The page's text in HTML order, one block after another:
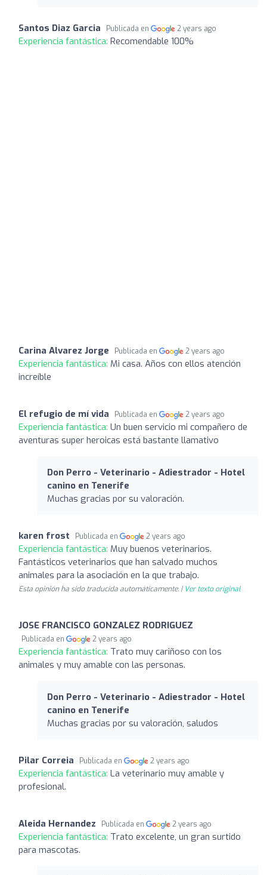
Santos Diaz Garcia Publicada en 2 years ago
Experiencia fantástica: Recomendable 100%
Carina Alvarez Jorge Publicada en 2 years ago
Experiencia fantástica: Mi casa. Años con ellos atención
increíble
El refugio de mí vida Publicada en 2 years ago
Experiencia fantástica: Un buen servicio mi compañero de
aventuras super heroicas está bastante llamativo
Don Perro - Veterinario - Adiestrador - Hotel
canino en Tenerife
Muchas gracias por su valoración.
karen frost Publicada en 2 years ago
Experiencia fantástica: Muy buenos veterinarios.
Fantásticos veterinarios que han salvado muchos
animales para la asociación en la que trabajo.
Esta opinión ha sido traducida automáticamente. | Ver texto original
JOSE FRANCISCO GONZALEZ RODRIGUEZ
Publicada en 2 years ago
Experiencia fantástica: Trato muy cariñoso con los
animales y muy amable con las personas.
Don Perro - Veterinario - Adiestrador - Hotel
canino en Tenerife
Muchas gracias por su valoración, saludos
Pilar Correia Publicada en 2 years ago
Experiencia fantástica: La veterinario muy amable y
profesional.
Aleida Hernandez Publicada en 2 years ago
Experiencia fantástica: Trato excelente, un gran surtido
para mascotas.